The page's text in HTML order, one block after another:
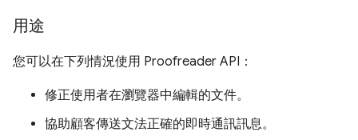
用途
您可以在下列情況使用 Proofreader API：
修正使用者在瀏覽器中編輯的文件。
協助顧客傳送文法正確的即時通訊訊息。